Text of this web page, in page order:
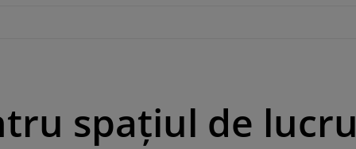
spațiul de